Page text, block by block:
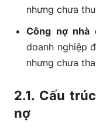
nhưng chưa
Công nợ nhà
doanh nghiệp
nhưng chưa
2.1. Cấu
nợ